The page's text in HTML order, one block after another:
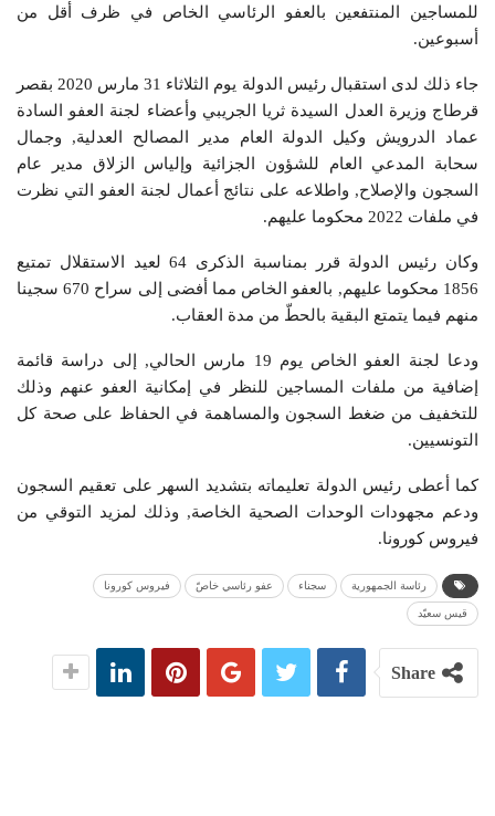
للمساجين المنتفعين بالعفو الرئاسي الخاص في ظرف أقل من
أسبوعين.
جاء ذلك لدى استقبال رئيس الدولة يوم الثلاثاء 31 مارس 2020 بقصر
قرطاج وزيرة العدل السيدة ثريا الجريبي وأعضاء لجنة العفو السادة
عماد الدرويش وكيل الدولة العام مدير المصالح العدلية, وجمال
سحابة المدعي العام للشؤون الجزائية وإلياس الزلاق مدير عام
السجون والإصلاح, واطلاعه على نتائج أعمال لجنة العفو التي نظرت
في ملفات 2022 محكوما عليهم.
وكان رئيس الدولة قرر بمناسبة الذكرى 64 لعيد الاستقلال تمتيع
1856 محكوما عليهم, بالعفو الخاص مما أفضى إلى سراح 670 سجينا
منهم فيما يتمتع البقية بالحطّ من مدة العقاب.
ودعا لجنة العفو الخاص يوم 19 مارس الحالي, إلى دراسة قائمة
إضافية من ملفات المساجين للنظر في إمكانية العفو عنهم وذلك
للتخفيف من ضغط السجون والمساهمة في الحفاظ على صحة كل
التونسيين.
كما أعطى رئيس الدولة تعليماته بتشديد السهر على تعقيم السجون
ودعم مجهودات الوحدات الصحية الخاصة, وذلك لمزيد التوقي من
فيروس كورونا.
رئاسة الجمهورية سجناء عفو رئاسي خاصّ فيروس كورونا
قيس سعيّد
Share